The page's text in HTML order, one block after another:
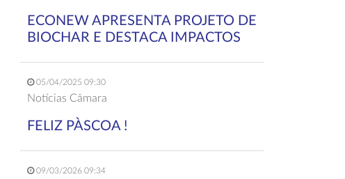
ECONEW APRESENTA PROJETO DE
BIOCHAR E DESTACA IMPACTOS
05/04/2025 09:30
Notícias Câmara
FELIZ PÀSCOA !
09/03/2026 09:34